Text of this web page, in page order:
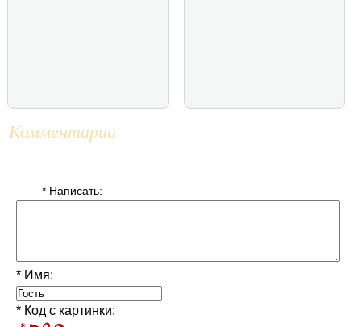
Комментарии
* Написать:
* Имя:
* Код с картинки: